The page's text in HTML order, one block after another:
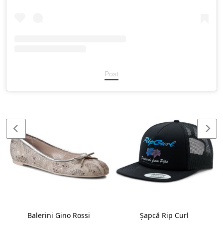
Post
Balerini Gino Rossi Șapcă Rip Curl